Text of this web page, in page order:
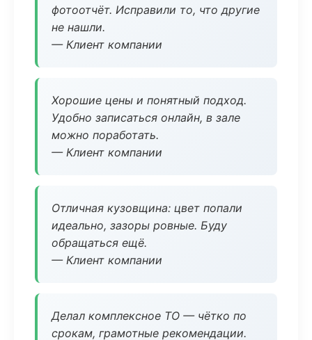
фотоотчёт. Исправили то, что другие
не нашли.
— Клиент компании
Хорошие цены и понятный подход.
Удобно записаться онлайн, в зале
можно поработать.
— Клиент компании
Отличная кузовщина: цвет попали
идеально, зазоры ровные. Буду
обращаться ещё.
— Клиент компании
Делал комплексное ТО — чётко по
срокам, грамотные рекомендации.